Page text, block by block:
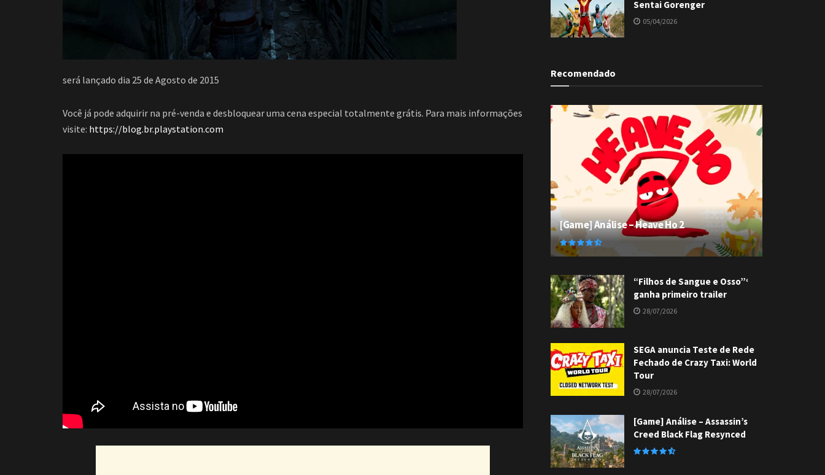
será lançado dia 25 de Agosto de 2015
Você já pode adquirir na pré-venda e desbloquear uma cena especial totalmente grátis. Para mais informações
visite: https://blog.br.playstation.com
Sentai Gorenger
05/04/2026
Recomendado
[Game] Análise – Heave Ho 2
“Filhos de Sangue e Osso”‘
ganha primeiro trailer
28/07/2026
SEGA anuncia Teste de Rede
Fechado de Crazy Taxi: World
Tour
28/07/2026
[Game] Análise – Assassin’s
Creed Black Flag Resynced